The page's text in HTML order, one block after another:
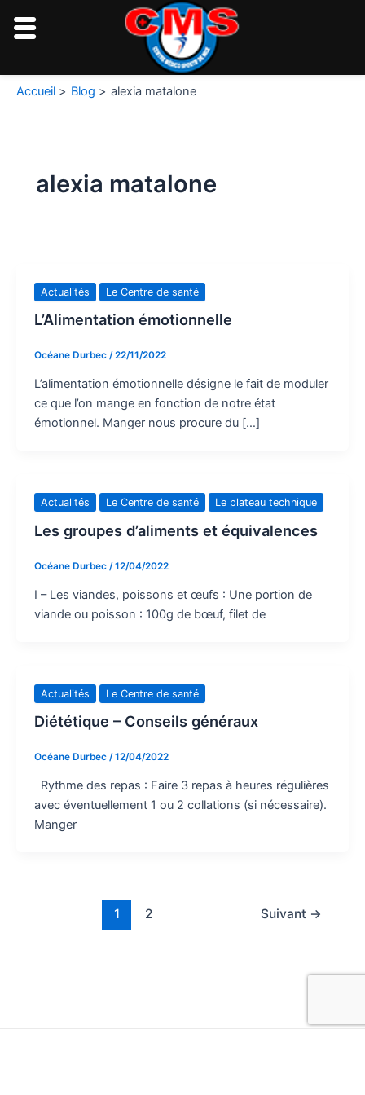
Accueil Blog alexia matalone
alexia matalone
Actualités Le Centre de santé
L’Alimentation émotionnelle
Océane Durbec /22/11/2022
L’alimentation émotionnelle désigne le fait de moduler
ce que l’on mange en fonction de notre état
émotionnel. Manger nous procure du […]
Actualités Le Centre de santé Le plateau technique
Les groupes d’aliments et équivalences
Océane Durbec /12/04/2022
I – Les viandes, poissons et œufs : Une portion de
viande ou poisson : 100g de bœuf, filet de
Actualités Le Centre de santé
Diététique – Conseils généraux
Océane Durbec /12/04/2022
Rythme des repas : Faire 3 repas à heures régulières
avec éventuellement 1 ou 2 collations (si nécessaire).
Manger
Pagination
1 2 Suivant →